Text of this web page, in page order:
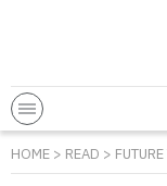
HOME > READ >